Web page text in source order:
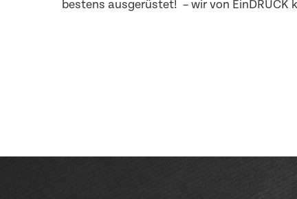
bestens ausgerüstet! – wir von EinDRUCK